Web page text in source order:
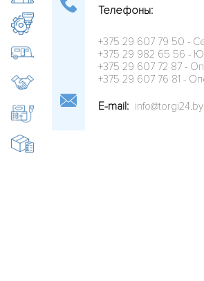
Прицепы, полуприцепы
Продажа готового бизнеса
Специальная техника
Телефоны:
+375 29 607 79 50 -
+375 29 982 65 56 -
+375 29 607 72 87 -
+375 29 607 76 81 -
E-mail: info@torgi24.by